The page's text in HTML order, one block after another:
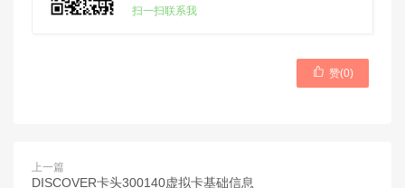
扫一扫联系我
 赞(0)
上一篇
DISCOVER卡头300140虚拟卡基础信息